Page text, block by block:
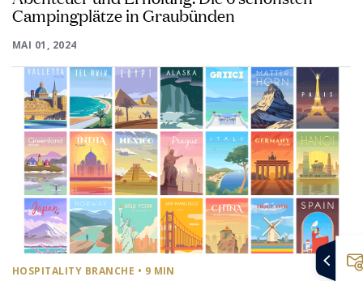
Campingplätze in Graubünden
MAI 01, 2024
HOSPITALITY BRANCHE • 9 MIN